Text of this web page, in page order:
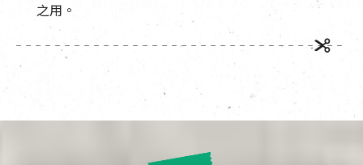
之用。